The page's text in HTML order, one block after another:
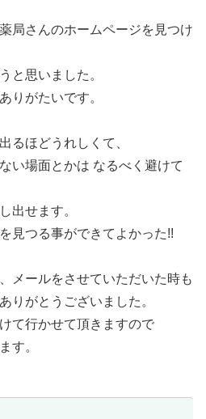
局さんのホームページを見つけ
と思いました。
りがたいです。
るほどうれしくて、
い場面とかは なるべく避けて
出せます。
見つる事ができてよかった!!
メールをさせていただいた時も
りがとうございました。
て行かせて頂きますので
す。